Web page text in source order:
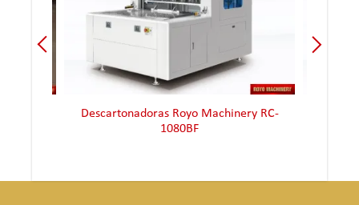
Descartonadoras Royo Machinery RC-
1080BF